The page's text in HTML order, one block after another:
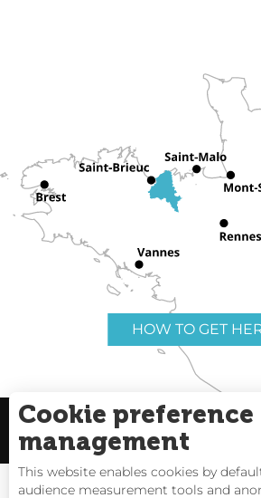
HOW TO GET
Useful links Legal Notice
Cookie preference
management
This website enables cookies by
audience measurement tools and